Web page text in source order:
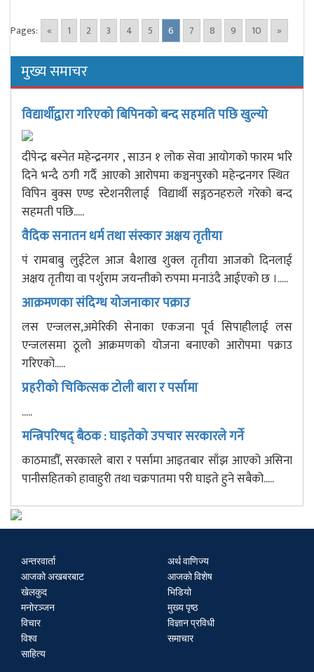
Pages: « 1 2 3 4 5 6 7 8 9 10 »
मुख्य समाचर
विद्यार्थीद्वारा गरिएको बिपिनको बन्द सहमति पछि खुल्यो
दीपेन्द्र बस्नेत महेन्द्रनगर , साउन १ लोक सेवा आयोगको फारम भरि
दिने भन्दै ठगी गर्दै आएको आरोपमा कञ्चनपुरको महेन्द्रनगर स्थित
विपिन बुक्स एण्ड स्टेशनरीलाई विद्यार्थी सङ्गठनहरुले गरेको बन्द
सहमती पछि.....
वैदिक सनातन धर्म तथा संस्कार अक्षय तृतीया
पं रामबाबु लुईटेल आज बैशाख शुक्ल तृतीया आजको दिनलाई
अक्षय तृतीया वा पर्शुराम जयन्तीको रुपमा मनाउंदै आईएको छ ।.....
आक्रमणका संदिग्ध योजनाकार पक्राउ
लस एन्जलस,अमेरिकी सेनाका एकजना पूर्व सिपाहीलाई लस
एन्जलसमा ठूलो आक्रमणको योजना बनाएको आरोपमा पक्राउ
गरिएको.....
प्रहरीको चिकित्सक टोली बारा र पर्सामा
.....
मन्त्रिपरिषद् बैठक : घाइतेको उपचार सरकारले गर्ने
काठमाडौँ, सरकारले बारा र पर्सामा आइतबार साँझ आएको असिना
पानीसहितको हावाहुरी तथा चक्रपातमा परी घाइते हुने सबैको.....
अन्तरवार्ता
अर्थ वाणिज्य
आजको अखबरबाट
आजको विशेष
खेलकुद
भिडियो
मनोरञ्जन
मुख्य पृष्ठ
विचार
विज्ञान प्रविधी
विश्व
समाचार
साहित्य